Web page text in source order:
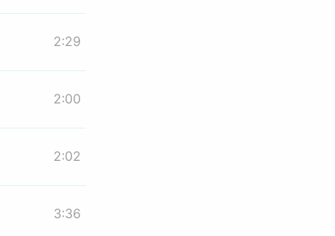
2:29
2:00
2:02
3:36